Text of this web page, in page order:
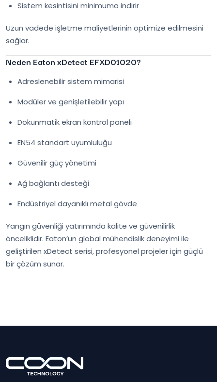
Sistem kesintisini minimuma indirir
Uzun vadede işletme maliyetlerinin optimize edilmesini
sağlar.
Neden Eaton xDetect EFXD01020?
Adreslenebilir sistem mimarisi
Modüler ve genişletilebilir yapı
Dokunmatik ekran kontrol paneli
EN54 standart uyumluluğu
Güvenilir güç yönetimi
Ağ bağlantı desteği
Endüstriyel dayanıklı metal gövde
Yangın güvenliği yatırımında kalite ve güvenilirlik
önceliklidir. Eaton’un global mühendislik deneyimi ile
geliştirilen xDetect serisi, profesyonel projeler için güçlü
bir çözüm sunar.